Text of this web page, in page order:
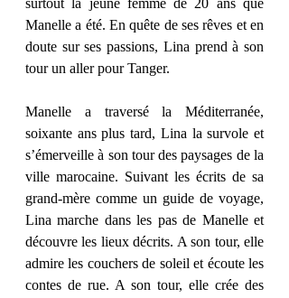
surtout la jeune femme de 20 ans que
Manelle a été. En quête de ses rêves et en
doute sur ses passions, Lina prend à son
tour un aller pour Tanger.
Manelle a traversé la Méditerranée,
soixante ans plus tard, Lina la survole et
s’émerveille à son tour des paysages de la
ville marocaine. Suivant les écrits de sa
grand-mère comme un guide de voyage,
Lina marche dans les pas de Manelle et
découvre les lieux décrits. A son tour, elle
admire les couchers de soleil et écoute les
contes de rue. A son tour, elle crée des